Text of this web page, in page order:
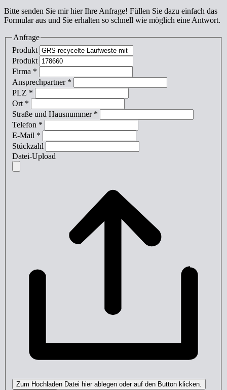
Bitte senden Sie mir hier Ihre Anfrage! Füllen Sie dazu einfach das
Formular aus und Sie erhalten so schnell wie möglich eine Antwort.
Anfrage
Produkt
Produkt
Firma *
Ansprechpartner *
PLZ *
Ort *
Straße und Hausnummer *
Telefon *
E-Mail *
Stückzahl
Datei-Upload
Zum Hochladen Datei hier ablegen oder auf den Button klicken.